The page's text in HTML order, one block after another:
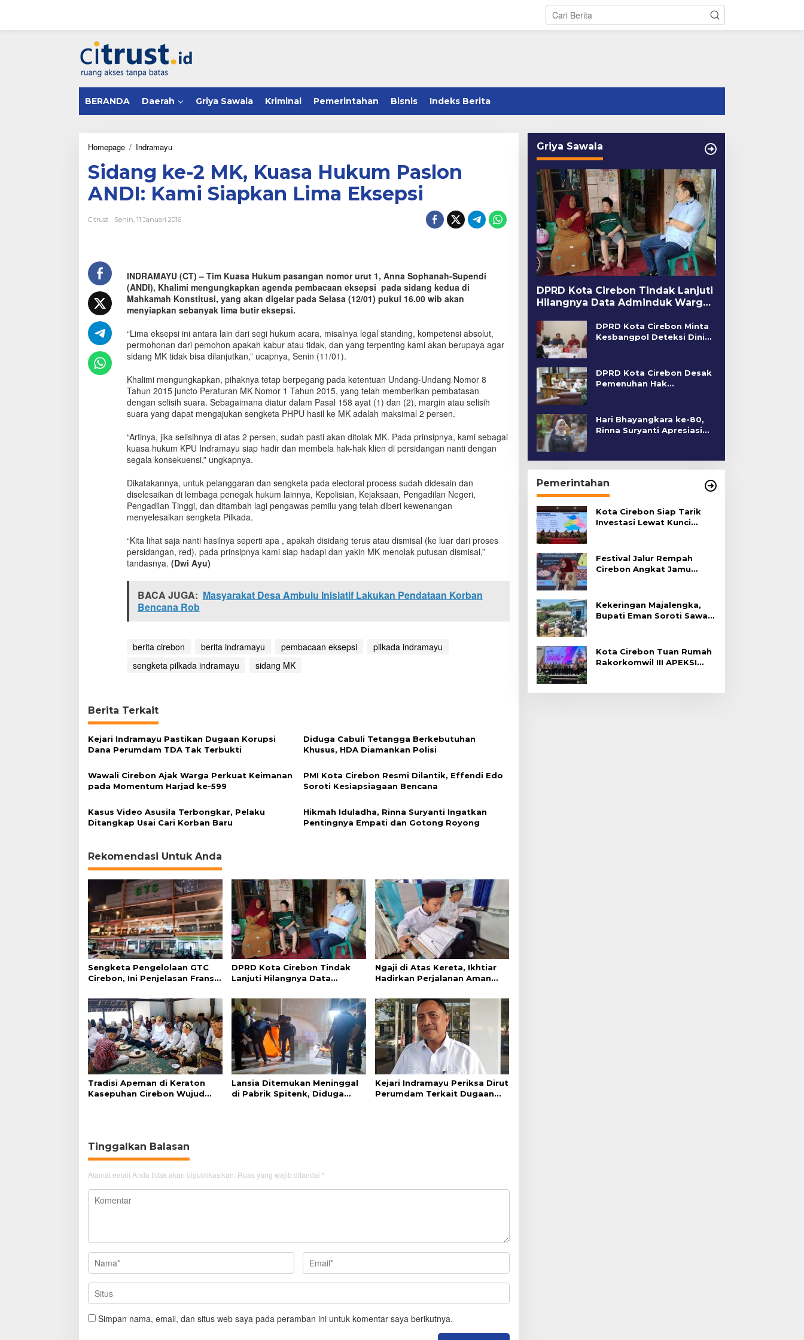
w
BERANDA Daerah Griya Sawala Kriminal Pemerintahan Bisnis Indeks Berita
Homepage / Indramayu
d
a
n
g
e
,
K
u
a
a
H
u
k
m
P
a
s
o
n
A
D
I
:
K
a
i
S
i
k
a
m
a
i
Sidang ke-2 MK, Kuasa Hukum Paslon
ANDI: Kami Siapkan Lima Eksepsi
Citrust Senin, 11 Januari 2016
INDRAMAYU (CT) – Tim Kuasa Hukum pasangan nomor urut 1, Anna Sophanah-Supendi
(ANDI), Khalimi mengungkapkan agenda pembacaan eksepsi pada sidang kedua di
Mahkamah Konstitusi, yang akan digelar pada Selasa (12/01) pukul 16.00 wib akan
menyiapkan sebanyak lima butir eksepsi.
“Lima eksepsi ini antara lain dari segi hukum acara, misalnya legal standing, kompetensi absolut,
permohonan dari pemohon apakah kabur atau tidak, dan yang terpenting kami akan berupaya agar
sidang MK tidak bisa dilanjutkan,” ucapnya, Senin (11/01).
Khalimi mengungkapkan, pihaknya tetap berpegang pada ketentuan Undang-Undang Nomor 8
Tahun 2015 juncto Peraturan MK Nomor 1 Tahun 2015, yang telah memberikan pembatasan
dengan selisih suara. Sebagaimana diatur dalam Pasal 158 ayat (1) dan (2), margin atau selisih
suara yang dapat mengajukan sengketa PHPU hasil ke MK adalah maksimal 2 persen.
“Artinya, jika selisihnya di atas 2 persen, sudah pasti akan ditolak MK. Pada prinsipnya, kami sebagai
kuasa hukum KPU Indramayu siap hadir dan membela hak-hak klien di persidangan nanti dengan
segala konsekuensi,” ungkapnya.
Dikatakannya, untuk pelanggaran dan sengketa pada electoral process sudah didesain dan
diselesaikan di lembaga penegak hukum lainnya, Kepolisian, Kejaksaan, Pengadilan Negeri,
Pengadilan Tinggi, dan ditambah lagi pengawas pemilu yang telah diberi kewenangan
menyelesaikan sengketa Pilkada.
“Kita lihat saja nanti hasilnya seperti apa , apakah disidang terus atau dismisal (ke luar dari proses
persidangan, red), pada prinsipnya kami siap hadapi dan yakin MK menolak putusan dismisal,”
tandasnya. (Dwi Ayu)
BACA JUGA: Masyarakat Desa Ambulu Inisiatif Lakukan Pendataan Korban
Bencana Rob
berita cirebon berita indramayu pembacaan eksepsi
pilkada indramayu
sengketa pilkada indramayu
sidang MK
Berita Terkait
Kejari Indramayu Pastikan Dugaan Korupsi
Dana Perumdam TDA Tak Terbukti
Diduga Cabuli Tetangga Berkebutuhan
Khusus, HDA Diamankan Polisi
Wawali Cirebon Ajak Warga Perkuat Keimanan
pada Momentum Harjad ke-599
PMI Kota Cirebon Resmi Dilantik, Effendi Edo
Soroti Kesiapsiagaan Bencana
Kasus Video Asusila Terbongkar, Pelaku
Ditangkap Usai Cari Korban Baru
Hikmah Iduladha, Rinna Suryanti Ingatkan
Pentingnya Empati dan Gotong Royong
Rekomendasi Untuk Anda
Sengketa Pengelolaan GTC
Cirebon, Ini Penjelasan Frans
DPRD Kota Cirebon Tindak
Lanjuti Hilangnya Data
Ngaji di Atas Kereta, Ikhtiar
Hadirkan Perjalanan Aman
Tradisi Apeman di Keraton
Kasepuhan Cirebon Wujud
Lansia Ditemukan Meninggal
di Pabrik Spitenk, Diduga
Kejari Indramayu Periksa Dirut
Perumdam Terkait Dugaan
Tinggalkan Balasan
Alamat email Anda tidak akan dipublikasikan. Ruas yang wajib ditandai *
Simpan nama, email, dan situs web saya pada peramban ini untuk komentar saya berikutnya.
Griya Sawala
DPRD Kota Cirebon Tindak Lanjuti
Hilangnya Data Adminduk Warga
DPRD Kota Cirebon Minta
Kesbangpol Deteksi Dini
DPRD Kota Cirebon Desak
Pemenuhan Hak
Hari Bhayangkara ke-80,
Rinna Suryanti Apresiasi
Pemerintahan
Kota Cirebon Siap Tarik
Investasi Lewat Kunci
Festival Jalur Rempah
Cirebon Angkat Jamu
Kekeringan Majalengka,
Bupati Eman Soroti Sawah
Kota Cirebon Tuan Rumah
Rakorkomwil III APEKSI